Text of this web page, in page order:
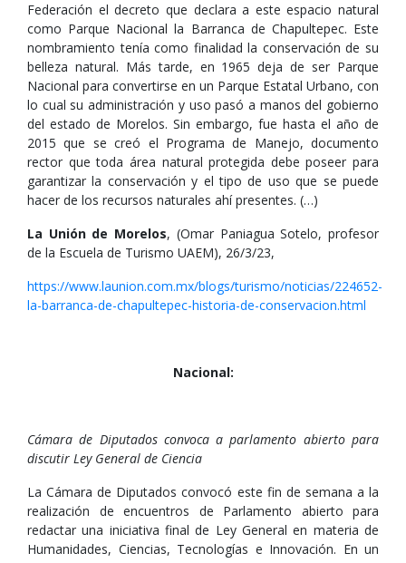
Federación el decreto que declara a este espacio natural
como Parque Nacional la Barranca de Chapultepec. Este
nombramiento tenía como finalidad la conservación de su
belleza natural. Más tarde, en 1965 deja de ser Parque
Nacional para convertirse en un Parque Estatal Urbano, con
lo cual su administración y uso pasó a manos del gobierno
del estado de Morelos. Sin embargo, fue hasta el año de
2015 que se creó el Programa de Manejo, documento
rector que toda área natural protegida debe poseer para
garantizar la conservación y el tipo de uso que se puede
hacer de los recursos naturales ahí presentes. (…)
La Unión de Morelos, (Omar Paniagua Sotelo, profesor
de la Escuela de Turismo UAEM), 26/3/23,
https://www.launion.com.mx/blogs/turismo/noticias/224652-
la-barranca-de-chapultepec-historia-de-conservacion.html
Nacional:
Cámara de Diputados convoca a parlamento abierto para
discutir Ley General de Ciencia
La Cámara de Diputados convocó este fin de semana a la
realización de encuentros de Parlamento abierto para
redactar una iniciativa final de Ley General en materia de
Humanidades, Ciencias, Tecnologías e Innovación. En un